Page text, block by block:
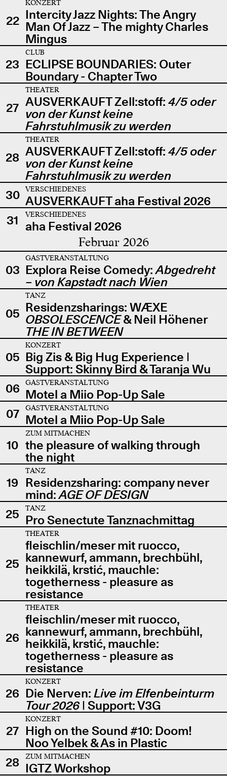
22
KONZERT
Intercity Jazz Nights: The Angry
Man Of Jazz – The mighty Charles
Mingus
23
CLUB
ECLIPSE BOUNDARIES: Outer
Boundary - Chapter Two
27
THEATER
AUSVERKAUFT Zell:stoff: 4/5 oder
von der Kunst keine
Fahrstuhlmusik zu werden
28
THEATER
AUSVERKAUFT Zell:stoff: 4/5 oder
von der Kunst keine
Fahrstuhlmusik zu werden
30
VERSCHIEDENES
AUSVERKAUFT aha Festival 2026
31
VERSCHIEDENES
aha Festival 2026
Februar 2026
03
GASTVERANSTALTUNG
Explora Reise Comedy:Abgedreht
– von Kapstadt nach Wien
05
TANZ
Residenzsharings: WÆXE
OBSOLESCENCE& Neil Höhener
THE IN BETWEEN
05
KONZERT
Big Zis & Big Hug Experience |
Support: Skinny Bird & Taranja Wu
06
GASTVERANSTALTUNG
Motel a Miio Pop-Up Sale
07
GASTVERANSTALTUNG
Motel a Miio Pop-Up Sale
10
ZUM MITMACHEN
the pleasure of walking through
the night
19
TANZ
Residenzsharing: company never
mind:AGE OF DESIGN
25
TANZ
Pro Senectute Tanznachmittag
25
THEATER
fleischlin/meser mit ruocco,
kannewurf, ammann, brechbühl,
heikkilä, krstić, mauchle:
togetherness - pleasure as
resistance
26
THEATER
fleischlin/meser mit ruocco,
kannewurf, ammann, brechbühl,
heikkilä, krstić, mauchle:
togetherness - pleasure as
resistance
26
KONZERT
Die Nerven: Live im Elfenbeinturm
Tour 2026| Support: V3G
27
KONZERT
High on the Sound #10: Doom!
Noo Yelbek & As in Plastic
28
ZUM MITMACHEN
IGTZ Workshop